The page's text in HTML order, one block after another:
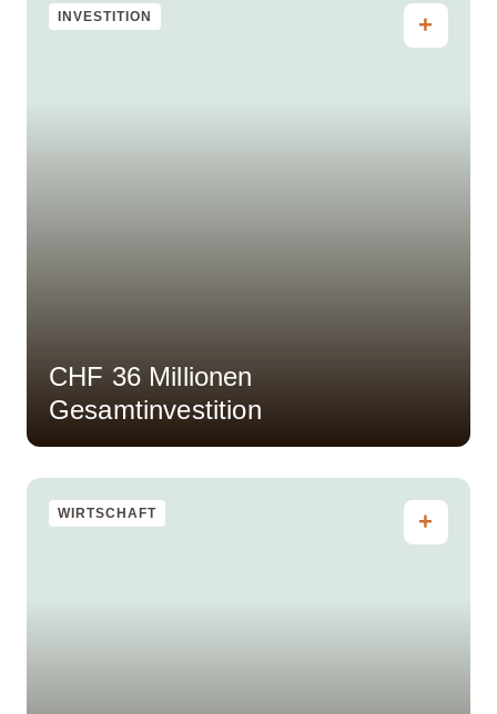
INVESTITION
CHF 36 Millionen
Gesamtinvestition
WIRTSCHAFT